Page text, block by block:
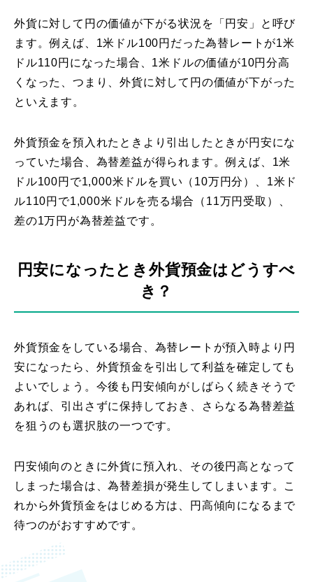
外貨に対して円の価値が下がる状況を「円安」と呼び
ます。例えば、1米ドル100円だった為替レートが1米
ドル110円になった場合、1米ドルの価値が10円分高
くなった、つまり、外貨に対して円の価値が下がった
といえます。
外貨預金を預入れたときより引出したときが円安にな
っていた場合、為替差益が得られます。例えば、1米
ドル100円で1,000米ドルを買い（10万円分）、1米ド
ル110円で1,000米ドルを売る場合（11万円受取）、
差の1万円が為替差益です。
円安になったとき外貨預金はどうすべ
き？
外貨預金をしている場合、為替レートが預入時より円
安になったら、外貨預金を引出して利益を確定しても
よいでしょう。今後も円安傾向がしばらく続きそうで
あれば、引出さずに保持しておき、さらなる為替差益
を狙うのも選択肢の一つです。
円安傾向のときに外貨に預入れ、その後円高となって
しまった場合は、為替差損が発生してしまいます。こ
れから外貨預金をはじめる方は、円高傾向になるまで
待つのがおすすめです。